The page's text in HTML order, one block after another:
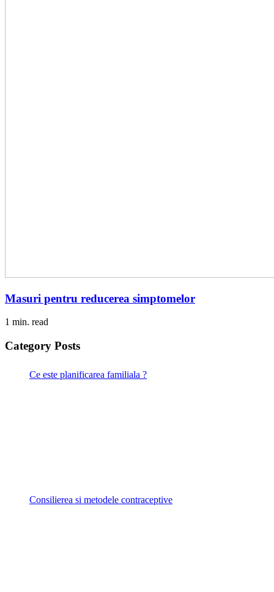
Masuri pentru reducerea simptomelor
1 min. read
Category Posts
Ce este planificarea familiala ?
Consilierea si metodele contraceptive